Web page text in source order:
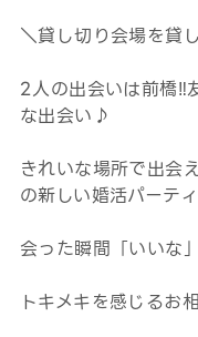
＼貸し切り会場を貸
2人の出会いは前橋‼
な出会い♪
きれいな場所で出会
の新しい婚活パーティ
会った瞬間「いいな
トキメキを感じるお